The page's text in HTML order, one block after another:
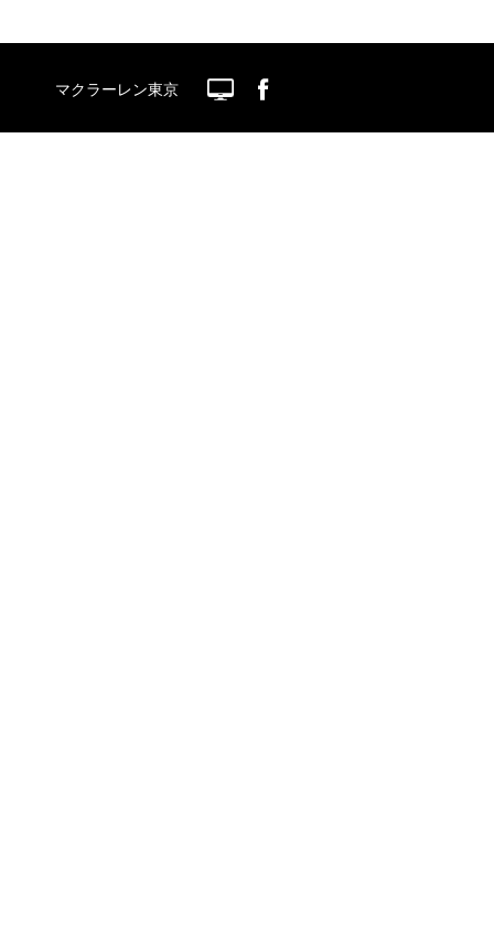
マクラーレン東京